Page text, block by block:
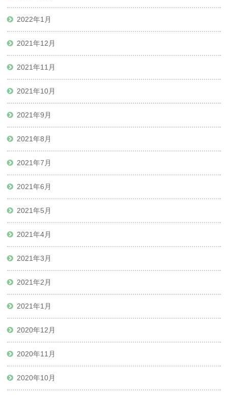
2022年1月
2021年12月
2021年11月
2021年10月
2021年9月
2021年8月
2021年7月
2021年6月
2021年5月
2021年4月
2021年3月
2021年2月
2021年1月
2020年12月
2020年11月
2020年10月